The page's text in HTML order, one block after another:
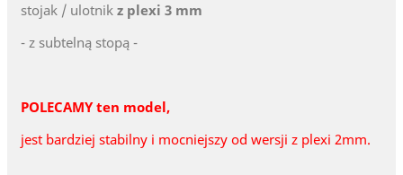
stojak / ulotnik z plexi 3 mm
- z subtelną stopą -
POLECAMY ten model,
jest bardziej stabilny i mocniejszy od wersji z plexi 2mm.